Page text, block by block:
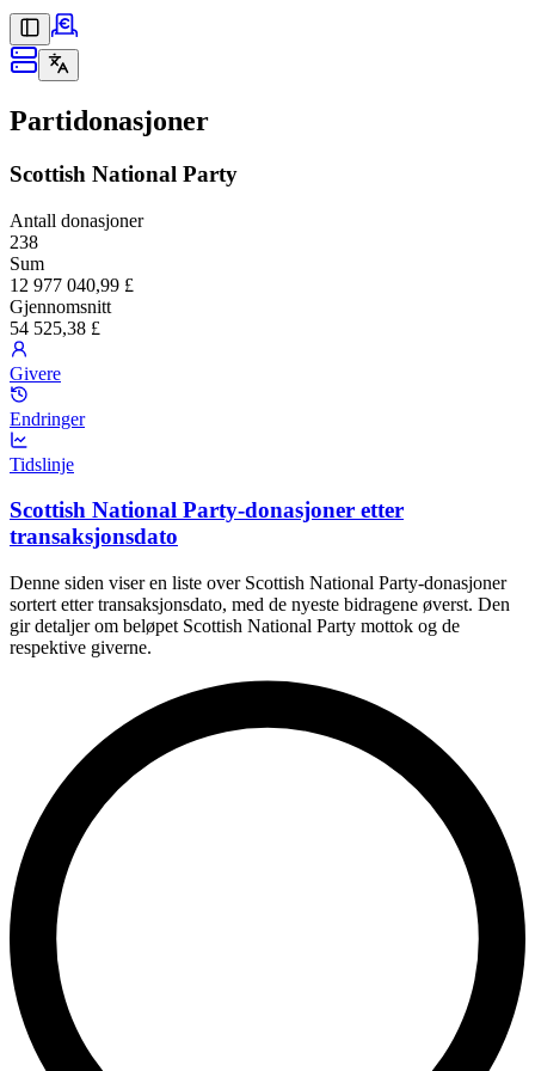
Partidonasjoner
Scottish National Party
Antall donasjoner
238
Sum
12 977 040,99 £
Gjennomsnitt
54 525,38 £
Givere
Endringer
Tidslinje
Scottish National Party-donasjoner etter
transaksjonsdato
Denne siden viser en liste over Scottish National Party-donasjoner
sortert etter transaksjonsdato, med de nyeste bidragene øverst. Den
gir detaljer om beløpet Scottish National Party mottok og de
respektive giverne.